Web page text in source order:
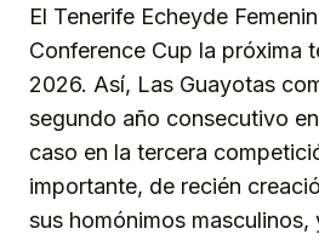
El Tenerife Echeyde
Conference Cup la próxima
2026. Así, Las Guayotas
segundo año consecutivo
caso en la tercera
importante, de recién
sus homónimos